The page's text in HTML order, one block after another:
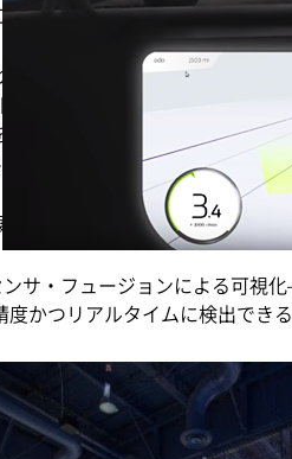
とをわかっていただけるでしょ
CESに出展されている車につい
な車の開発にどのように貢献し
って運転できるように、最終
ことを語っているのです。
しているデモについて簡単にご
サ・フュージョンによる可視
かつリアルタイムに検出できる